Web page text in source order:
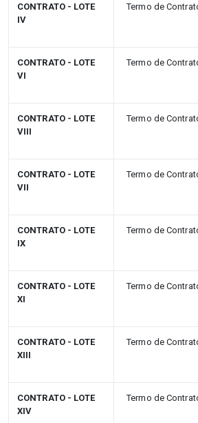
CONTRATO - LOTE
IV
Termo de
CONTRATO - LOTE
VI
Termo de
CONTRATO - LOTE
VIII
Termo de
CONTRATO - LOTE
VII
Termo de
CONTRATO - LOTE
IX
Termo de
CONTRATO - LOTE
XI
Termo de
CONTRATO - LOTE
XIII
Termo de
CONTRATO - LOTE
XIV
Termo de